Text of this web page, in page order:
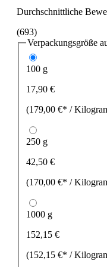
Durchschnittliche
(693)
Verpackungsgröße
100 g
17,90 €
(179,00 €* /
250 g
42,50 €
(170,00 €* /
1000 g
152,15 €
(152,15 €* /